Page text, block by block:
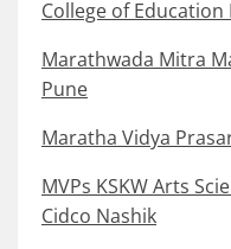
College of Education
Marathwada Mitra
Pune
Maratha Vidya
MVPs KSKW Arts
Cidco Nashik